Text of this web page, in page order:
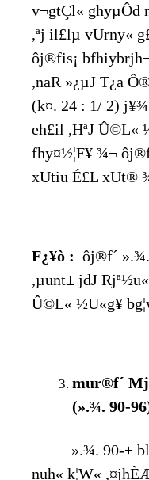
v¬gtÇl« ghyµÔd
,ªj il£lµ vUrny«
ôj®fis¡
,naR »¿µJ T¿a
(k¤. 24 : 1/ 2)
eh£il ,HªJ Û©L«
fhy¤½¦F¥ ¾¬
xUtiu É£L xUt®
F¿¥ò : ôj®f´
,µunt± jdJ
Û©L« ½U«g¥
mur®f´
(».¾. 90-
».¾. 90-±
nuh« k¦W«